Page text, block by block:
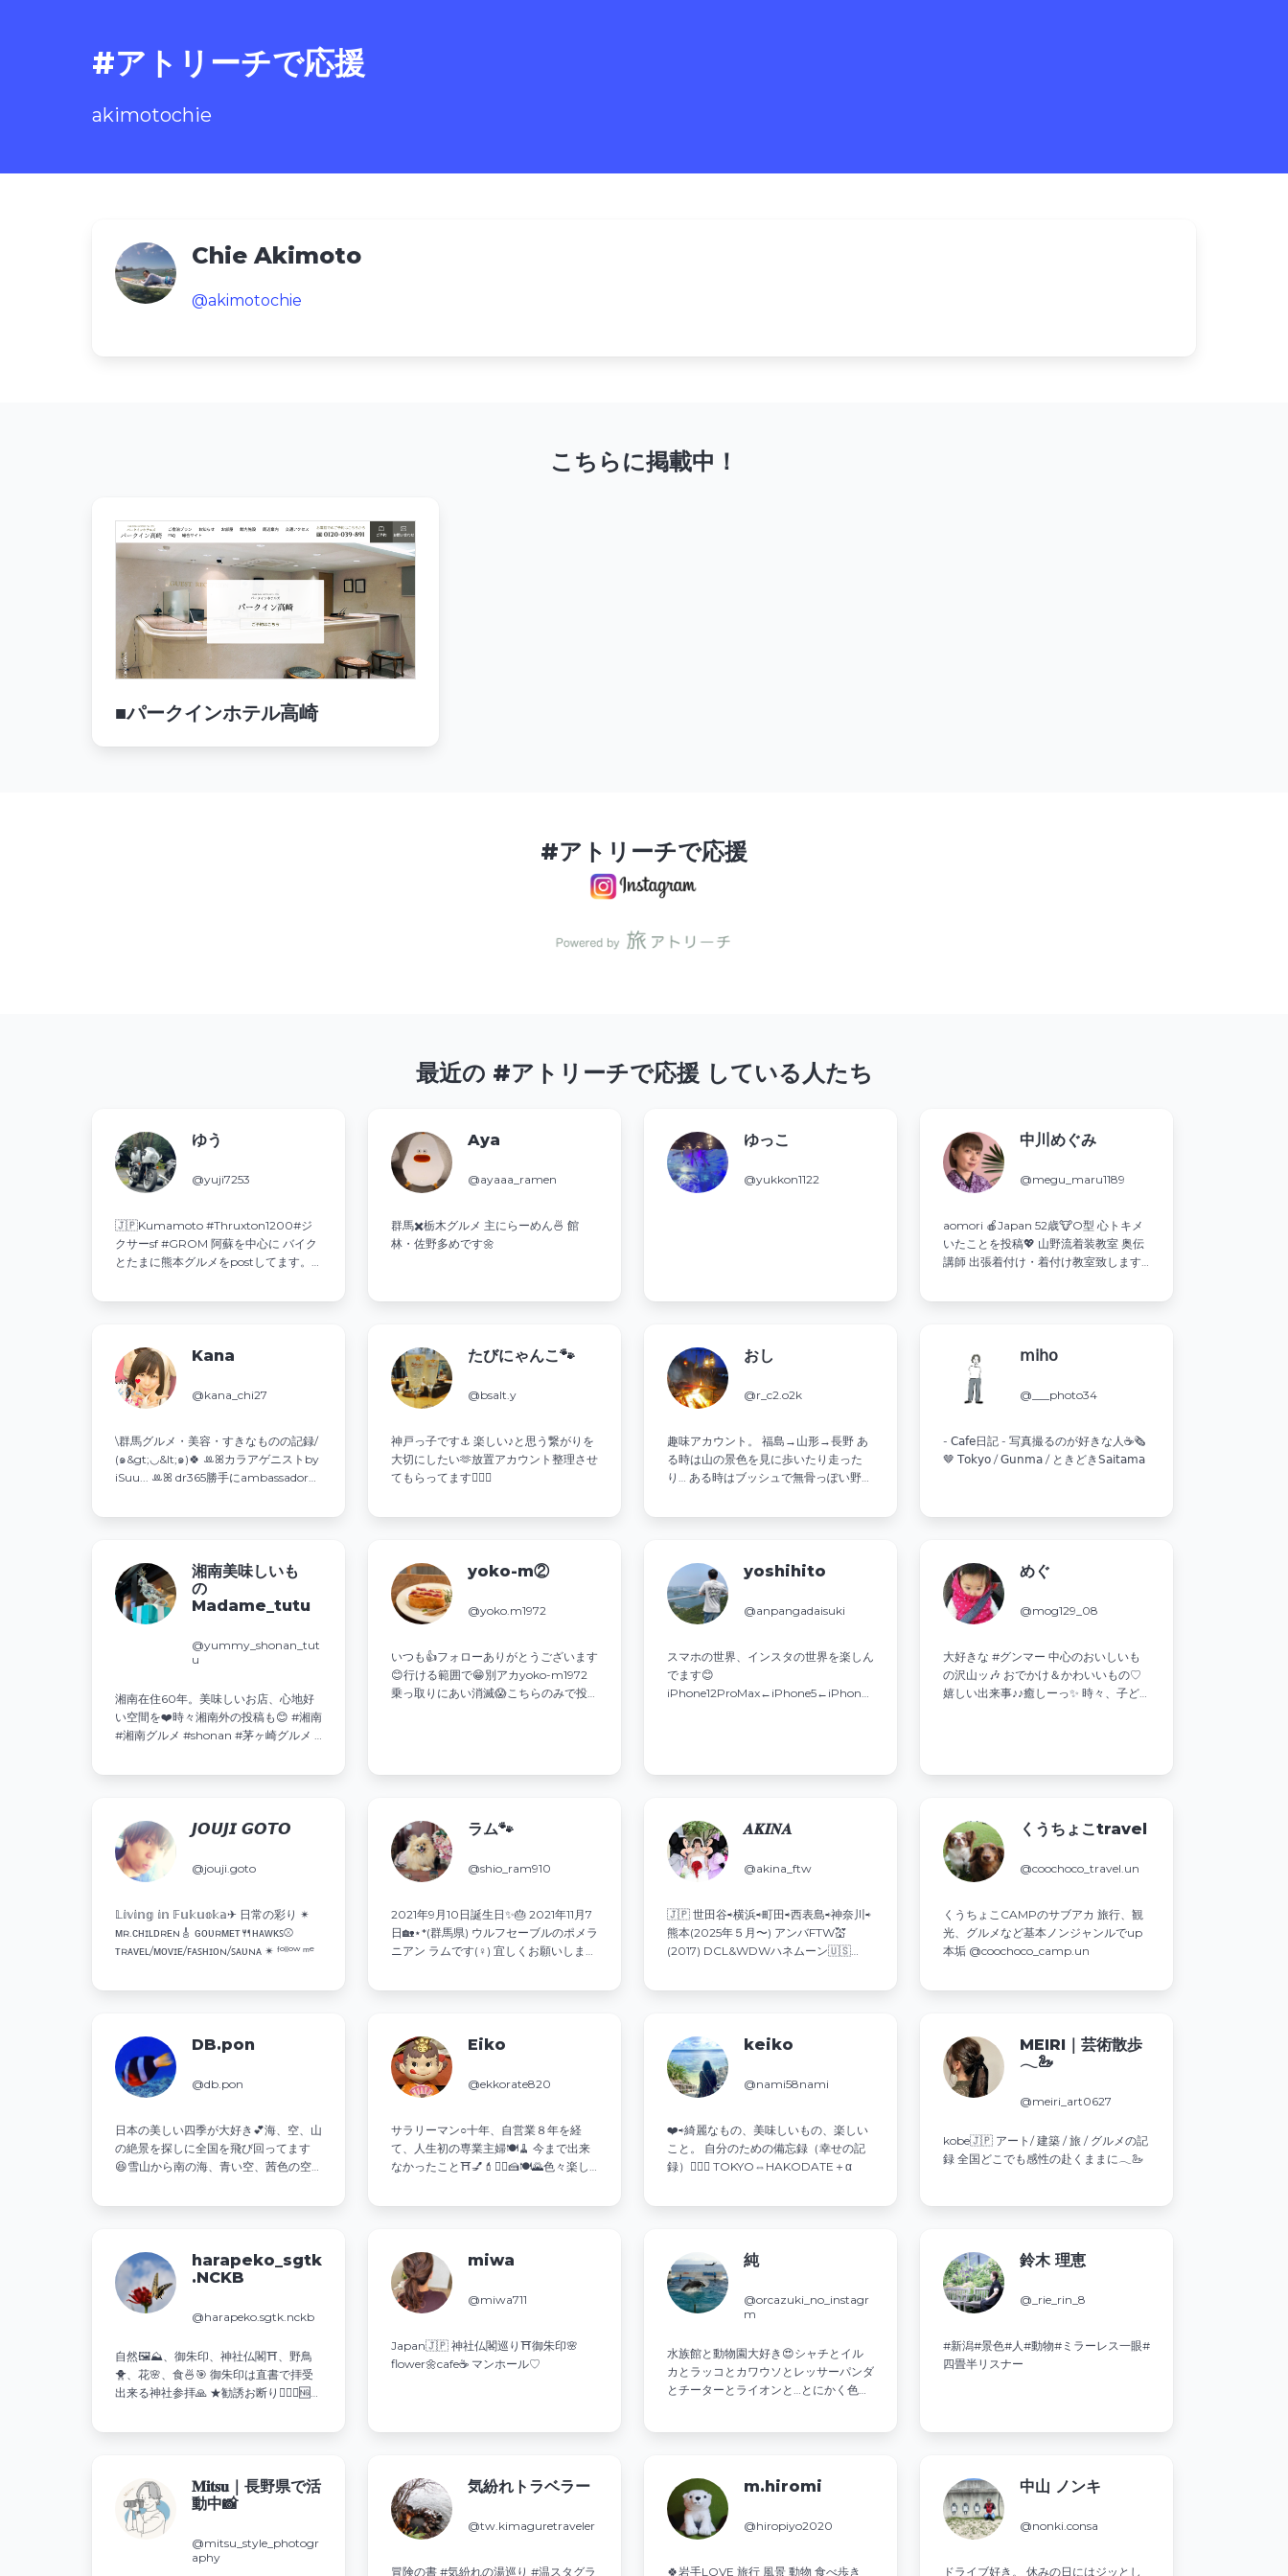
#アトリーチで応援
akimotochie
Chie Akimoto
@akimotochie
こちらに掲載中！
■パークインホテル高崎
#アトリーチで応援
最近の #アトリーチで応援 している人たち
ゆう
@yuji7253
🇯🇵Kumamoto #Thruxton1200#ジ
クサーsf #GROM 阿蘇を中心に バイク
とたまに熊本グルメをpostしてます。
Aya
@ayaaa_ramen
群馬✖️栃木グルメ 主にらーめん🍜 館
林・佐野多めです🌼
ゆっこ
@yukkon1122
中川めぐみ
@megu_maru1189
aomori 🍎Japan 52歳🐮O型 心トキメ
いたことを投稿💖 山野流着装教室 奥伝
講師 出張着付け・着付け教室致します
Kana
@kana_chi27
\群馬グルメ・美容・すきなものの記録/
(๑&gt;◡&lt;๑)🍀 ꔛꕤカラアゲニストby
iSuu... ꔛꕤ dr365勝手にambassador
たびにゃんこ🐾
@bsalt.y
神戸っ子です⚓ 楽しい♪と思う繋がりを
大切にしたい🫶放置アカウント整理させ
てもらってます🙇🏻‍♀️
おし
@r_c2.o2k
趣味アカウント。 福島→山形→長野 あ
る時は山の景色を見に歩いたり走った
り… ある時はブッシュで無骨っぽい野蛮
𝗆𝗂𝗁𝗈
@___photo34
- 𝖢𝖺𝖿𝖾日記 - 写真撮るのが好きな人☕️🗞
🤎 𝖳𝗈𝗄𝗒𝗈 / 𝖦𝗎𝗇𝗆𝖺 / ときどき𝖲𝖺𝗂𝗍𝖺𝗆𝖺
湘南美味しいも
の
Madame_tutu
@yummy_shonan_tut
u
湘南在住60年。美味しいお店、心地好
い空間を❤️時々湘南外の投稿も😊 #湘南
#湘南グルメ #shonan #茅ヶ崎グルメ #
yoko-m②
@yoko.m1972
いつも👍️フォローありがとうございます
😊行ける範囲で😁別アカyoko-m1972
乗っ取りにあい消滅😱こちらのみで投
yoshihito
@anpangadaisuki
スマホの世界、インスタの世界を楽しん
でます😊
iPhone12ProMax←iPhone5←iPhone4
めぐ
@mog129_08
大好きな #グンマー 中心の⁡おいしいも
の沢山ッ🎶 おでかけ＆かわいいもの♡
嬉しい出来事♪♪癒しーっ✨ 時々⁡、子ど
𝙅𝙊𝙐𝙅𝙄 𝙂𝙊𝙏𝙊
@jouji.goto
𝕃𝕚𝕧𝕚𝕟𝕘 𝕚𝕟 𝔽𝕦𝕜𝕦𝕠𝕜𝕒✈︎ 日常の彩り ✴︎
ᴍʀ.ᴄʜɪʟᴅʀᴇɴ🎸 ɢᴏᴜʀᴍᴇᴛ🍴ʜᴀᴡᴋꜱ⚾️
ᴛʀᴀᴠᴇʟ/ᴍᴏᴠɪᴇ/ꜰᴀꜱʜɪᴏɴ/ꜱᴀᴜɴᴀ ✴︎ ᶠᵒˡˡᵒʷ ᵐᵉ
ラム🐾
@shio_ram910
2021年9月10日誕生日✨️🎂 2021年11月7
日🏡⋆*(群馬県) ウルフセーブルのポメラ
ニアン ラムです(♀) 宜しくお願いしま
𝑨‌𝑲‌𝑰‌𝑵‌𝑨
@akina_ftw
🇯🇵 世田谷⇨横浜⇨町田⇨西表島⇨神奈川⇨
熊本(2025年５月〜) アンバFTW💒
(2017) DCL&WDWハネムーン🇺🇸
くうちょこtravel
@coochoco_travel.un
くうちょこCAMPのサブアカ 旅行、観
光、グルメなど基本ノンジャンルでup
本垢 @coochoco_camp.un
DB.pon
@db.pon
日本の美しい四季が大好き💕海、空、山
の絶景を探しに全国を飛び回ってます
😆雪山から南の海、青い空、茜色の空
Eiko
@ekkorate820
サラリーマン○十年、自営業８年を経
て、人生初の専業主婦🍽🧹 今まで出来
なかったこと⛩💅💄💇‍♀️🍰🍽🌄色々楽し
keiko
@nami58nami
❤️⇨綺麗なもの、美味しいもの、楽しい
こと。 自分のための備忘録（幸せの記
録）💁‍♀️✨ TOKYO⇔HAKODATE＋α
MEIRI｜芸術散歩
𓂃🦢
@meiri_art0627
kobe🇯🇵 アート/ 建築 / 旅 / グルメの記
録 全国どこでも感性の赴くままに𓂃🦢
harapeko_sgtk
.NCKB
@harapeko.sgtk.nckb
自然🖼⛰、御朱印、神社仏閣⛩️、野鳥
🐥、花🌸、食🍜🎯 御朱印は直書で拝受
出来る神社参拝🙏 ★勧誘お断り🙅‍♂️❌🆖
miwa
@miwa711
Japan🇯🇵 神社仏閣巡り⛩御朱印🌸
flower🌼cafe☕️ マンホール♡
純
@orcazuki_no_instagr
m
水族館と動物園大好き😍シャチとイル
カとラッコとカワウソとレッサーパンダ
とチーターとライオンと…とにかく色ん
たい😆 ⚠️DMでのやり取りは、ほぼしま
せん🙅
鈴木 理恵
@_rie_rin_8
#新潟#景色#人#動物#ミラーレス一眼#
四畳半リスナー
𝐌𝐢𝐭𝐬𝐮｜長野県で活
動中📸
@mitsu_style_photogr
aphy
気紛れトラベラー
@tw.kimaguretraveler
冒険の書 #気紛れの湯巡り #温スタグラ
m.hiromi
@hiropiyo2020
🍀岩手LOVE 旅行 風景 動物 食べ歩き
中山 ノンキ
@nonki.consa
ドライブ好き。 休みの日にはジッとし